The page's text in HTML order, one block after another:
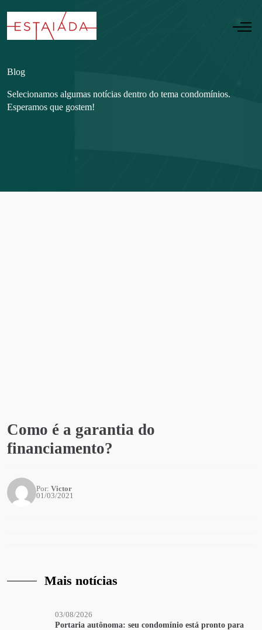
Blog
Selecionamos algumas notícias dentro do tema condomínios.
Esperamos que gostem!
Como é a garantia do
financiamento?
Por: Victor
01/03/2021
Mais notícias
03/08/2026
Portaria autônoma: seu condomínio está pronto para